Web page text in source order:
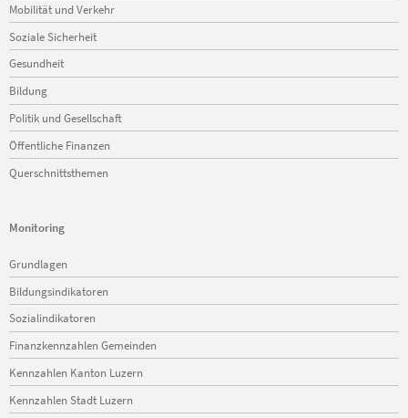
Mobilität und Verkehr
Soziale Sicherheit
Gesundheit
Bildung
Politik und Gesellschaft
Öffentliche Finanzen
Querschnittsthemen
Monitoring
Navigation
überspringen
Grundlagen
Bildungsindikatoren
Sozialindikatoren
Finanzkennzahlen Gemeinden
Kennzahlen Kanton Luzern
Kennzahlen Stadt Luzern